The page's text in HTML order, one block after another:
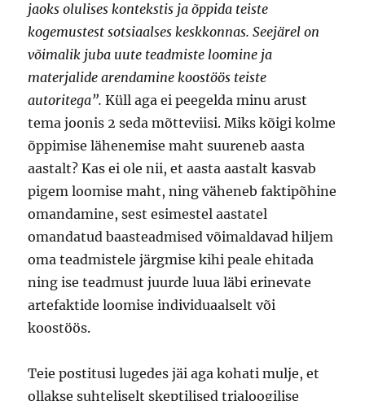
jaoks olulises kontekstis ja õppida teiste
kogemustest sotsiaalses keskkonnas. Seejärel on
võimalik juba uute teadmiste loomine ja
materjalide arendamine koostöös teiste
autoritega”. Küll aga ei peegelda minu arust
tema joonis 2 seda mõtteviisi. Miks kõigi kolme
õppimise lähenemise maht suureneb aasta
aastalt? Kas ei ole nii, et aasta aastalt kasvab
pigem loomise maht, ning väheneb faktipõhine
omandamine, sest esimestel aastatel
omandatud baasteadmised võimaldavad hiljem
oma teadmistele järgmise kihi peale ehitada
ning ise teadmust juurde luua läbi erinevate
artefaktide loomise individuaalselt või
koostöös.
Teie postitusi lugedes jäi aga kohati mulje, et
ollakse suhteliselt skeptilised trialoogilise